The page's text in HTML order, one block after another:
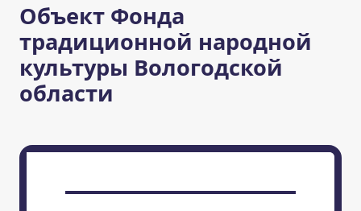
Объект Фонда
традиционной народной
культуры Вологодской
области